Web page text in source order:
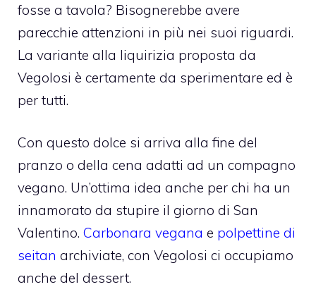
fosse a tavola? Bisognerebbe avere
parecchie attenzioni in più nei suoi riguardi.
La variante alla liquirizia proposta da
Vegolosi è certamente da sperimentare ed è
per tutti.
Con questo dolce si arriva alla fine del
pranzo o della cena adatti ad un compagno
vegano. Un’ottima idea anche per chi ha un
innamorato da stupire il giorno di San
Valentino. Carbonara vegana e polpettine di
seitan archiviate, con Vegolosi ci occupiamo
anche del dessert.